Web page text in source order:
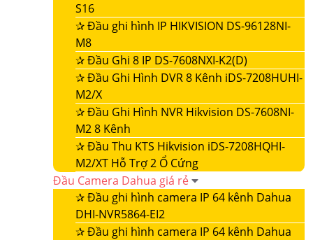
S16
✰Đầu ghi hình IP HIKVISION DS-96128NI-
M8
✰Đầu Ghi 8 IP DS-7608NXI-K2(D)
✰Đầu Ghi Hình DVR 8 Kênh iDS-7208HUHI-
M2/X
✰Đầu Ghi Hình NVR Hikvision DS-7608NI-
M2 8 Kênh
✰Đầu Thu KTS Hikvision iDS-7208HQHI-
M2/XT Hỗ Trợ 2 Ổ Cứng
Đầu Camera Dahua giá rẻ
✰Đầu ghi hình camera IP 64 kênh Dahua
DHI-NVR5864-EI2
✰Đầu ghi hình camera IP 64 kênh Dahua